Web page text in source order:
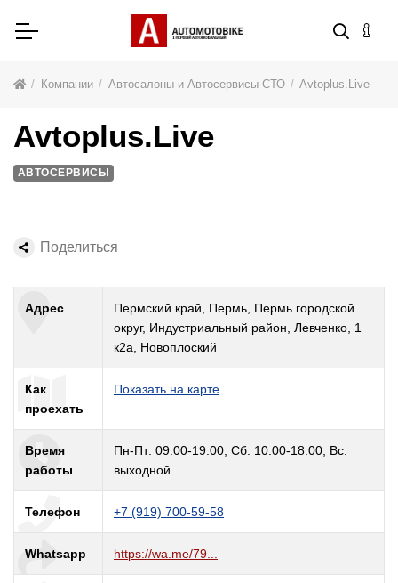
Компании Автосалоны и Автосервисы СТО Avtoplus.Live
Адрес
Пермский край, Пермь, Пермь городской
округ, Индустриальный район, Левченко, 1
к2а, Новоплоский
Как
проехать
Показать на карте
Время
работы
Пн-Пт: 09:00-19:00, Сб: 10:00-18:00, Вс:
выходной
Телефон +7 (919) 700-59-58
Whatsapp https://wa.me/79...
Avtoplus.Live
АВТОСЕРВИСЫ
Поделиться